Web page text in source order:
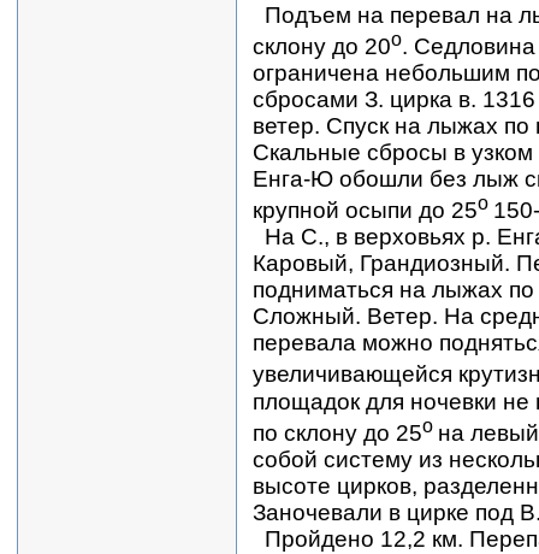
Подъем на перевал на
склону до 20о.
ограничена небольшим
сбросами З. цирка в.
ветер. Спуск на лыжах
Скальные сбросы в
Енга-Ю обошли без лыж
крупной осыпи до 25о
На С., в верховьях р.
Каровый, Грандиозный.
подниматься на лыжах
Сложный. Ветер. На
перевала можно
увеличивающейся
площадок для ночевки
по склону до 25о на
собой систему из
высоте цирков,
Заночевали в цирке под
Пройдено 12,2 км.